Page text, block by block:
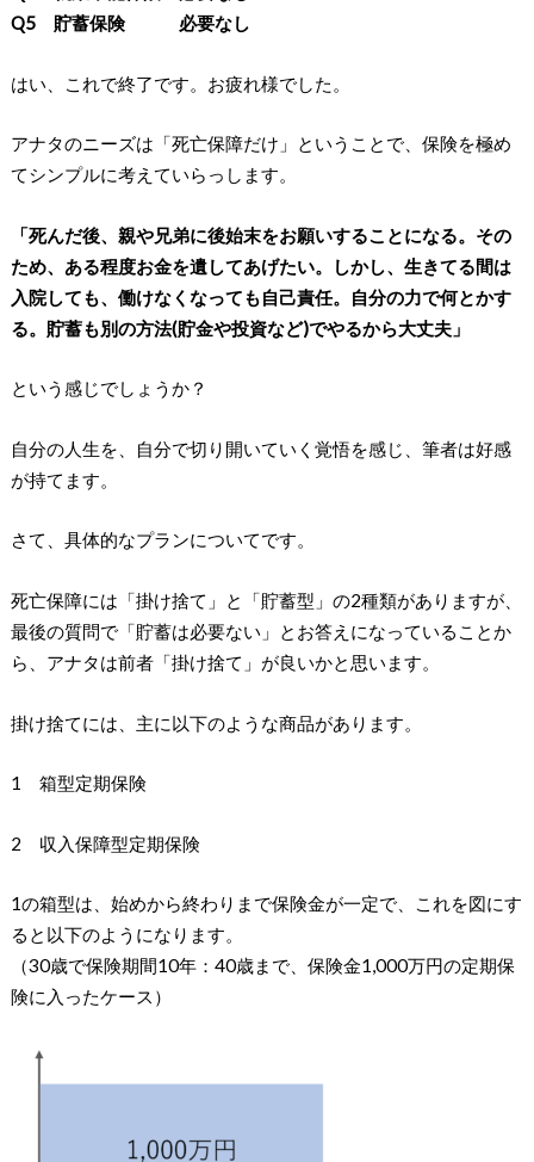
Q5 貯蓄保険 必要なし
はい、これで終了です。お疲れ様でした。
アナタのニーズは「死亡保障だけ」ということで、保険を極め
てシンプルに考えていらっします。
「死んだ後、親や兄弟に後始末をお願いすることになる。その
ため、ある程度お金を遺してあげたい。しかし、生きてる間は
入院しても、働けなくなっても自己責任。自分の力で何とかす
る。貯蓄も別の方法(貯金や投資など)でやるから大丈夫」
という感じでしょうか？
自分の人生を、自分で切り開いていく覚悟を感じ、筆者は好感
が持てます。
さて、具体的なプランについてです。
死亡保障には「掛け捨て」と「貯蓄型」の2種類がありますが、
最後の質問で「貯蓄は必要ない」とお答えになっていることか
ら、アナタは前者「掛け捨て」が良いかと思います。
掛け捨てには、主に以下のような商品があります。
1 箱型定期保険
2 収入保障型定期保険
1の箱型は、始めから終わりまで保険金が一定で、これを図にす
ると以下のようになります。
（30歳で保険期間10年：40歳まで、保険金1,000万円の定期保
険に入ったケース）